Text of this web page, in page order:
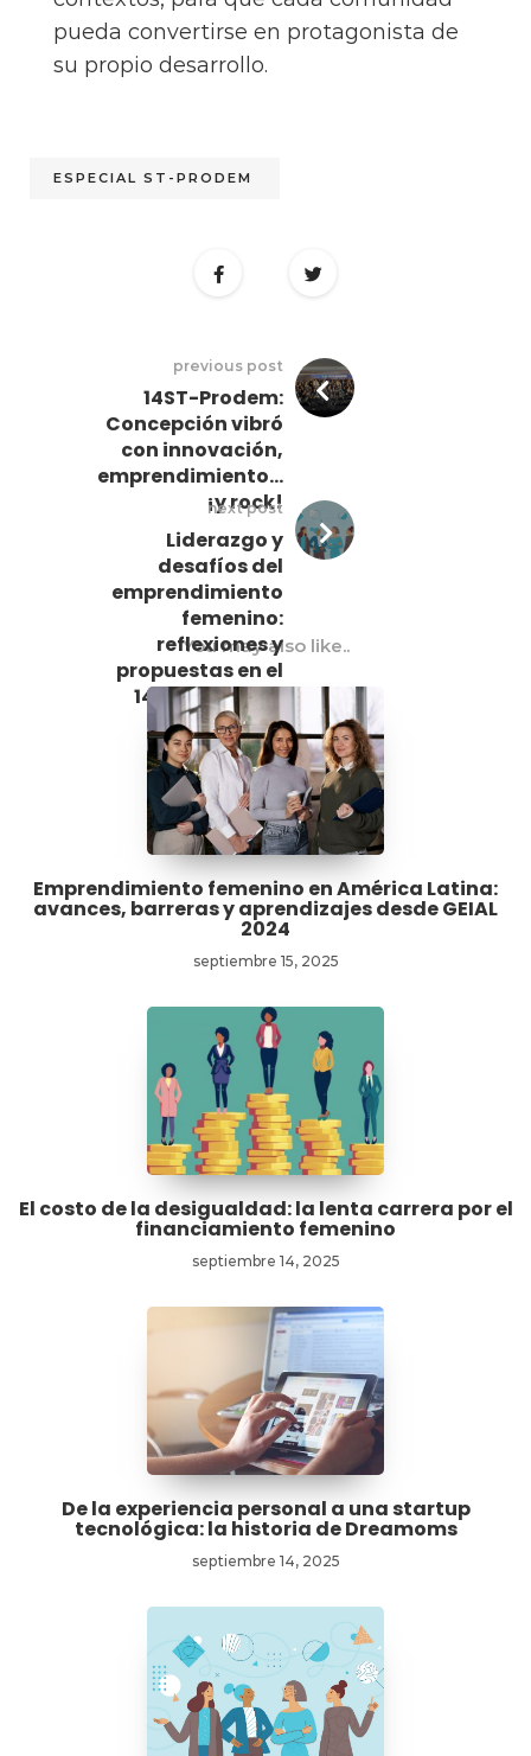
pueda convertirse en protagonista de
su propio desarrollo.
ESPECIAL ST-PRODEM
previous post
14ST-Prodem:
Concepción vibró
con innovación,
emprendimiento…
¡y rock!
next post
Liderazgo y
desafíos del
emprendimiento
femenino:
reflexiones y
propuestas en el
14° ST-Prodem
You may also like..
Emprendimiento femenino en América Latina:
avances, barreras y aprendizajes desde GEIAL
2024
septiembre 15, 2025
El costo de la desigualdad: la lenta carrera por el
financiamiento femenino
septiembre 14, 2025
De la experiencia personal a una startup
tecnológica: la historia de Dreamoms
septiembre 14, 2025